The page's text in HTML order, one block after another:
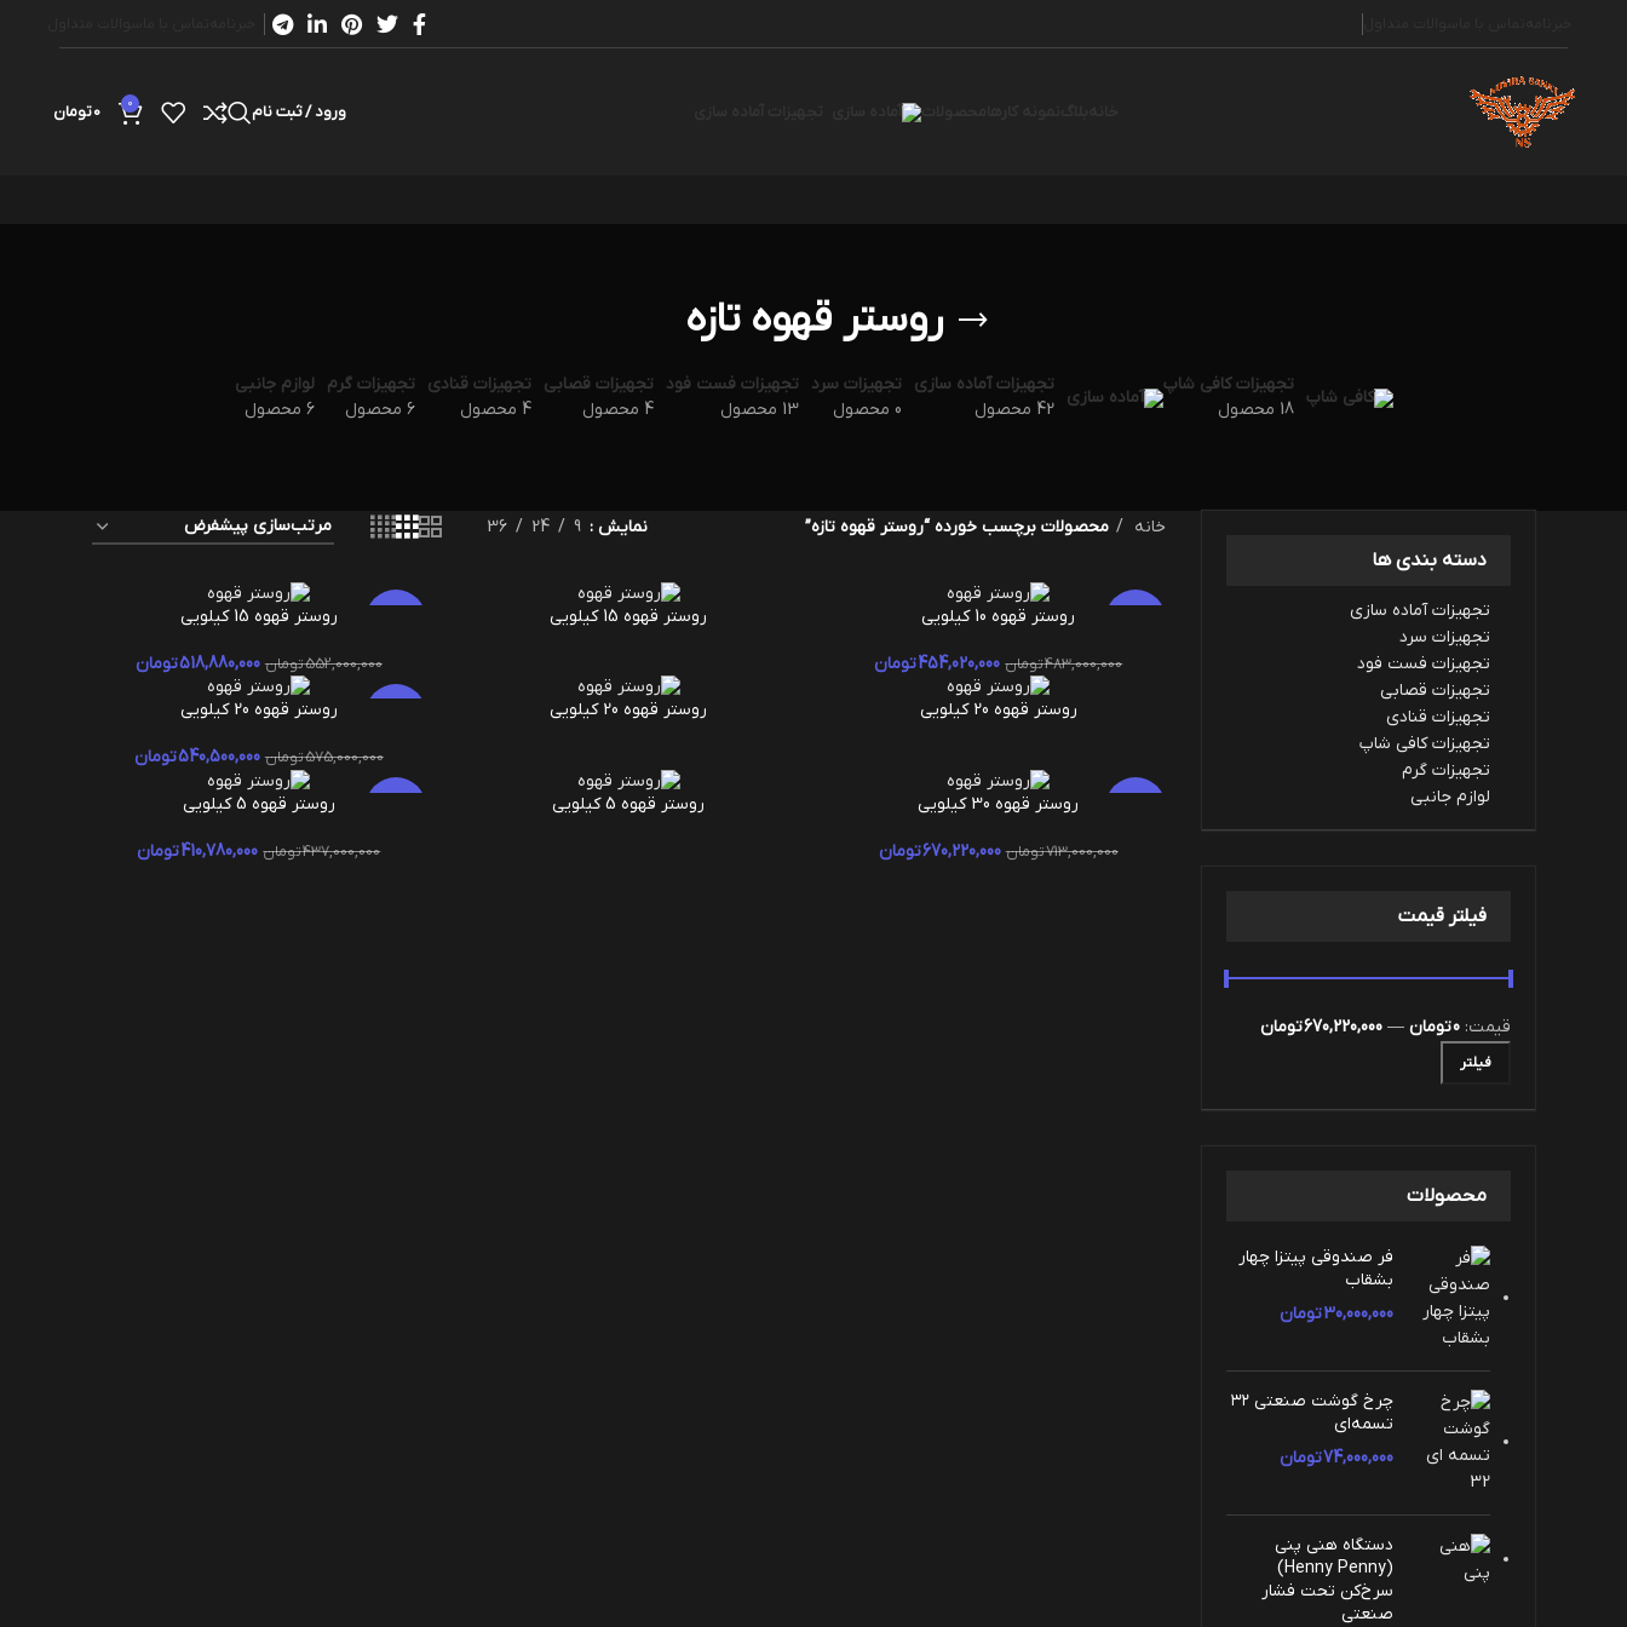
محصولات ورود / ثبت نام 0
0تومان
روستر قهوه تازه
تجهیزات کافی شاپ
18 محصول
تجهیزات آماده سازی
42 محصول
تجهیزات سرد
0 محصول
تجهیزات فست فود
13 محصول
تجهیزات قصابی
4 محصول
تجهیزات قنادی
4 محصول
تجهیزات گرم
6 محصول
لوازم جانبی
6 محصول
دسته بندی ها
تجهیزات آماده سازی
تجهیزات سرد
تجهیزات فست فود
تجهیزات قصابی
تجهیزات قنادی
تجهیزات کافی شاپ
تجهیزات گرم
لوازم جانبی
فیلتر قیمت
فیلتر
قیمت: 0 تومان — 670,220,000 تومان
محصولات
فر صندوقی پیتزا چهار
بشقاب
30,000,000تومان
چرخ گوشت صنعتی ۳۲
تسمه‌ای
74,000,000تومان
دستگاه هنی پنی
(Henny Penny)
سرخ‌کن تحت فشار
صنعتی
خانه محصولات برچسب خورده “روستر قهوه تازه” نمایش 9
24
36
افزودن به سبد خریدروستر قهوه 10 کیلویی
483,000,000تومان 454,020,000تومان
اطلاعات بیشترروستر قهوه 15 کیلویی افزودن به سبد خریدروستر قهوه 15 کیلویی
552,000,000تومان 518,880,000تومان
اطلاعات بیشترروستر قهوه 20 کیلویی اطلاعات بیشترروستر قهوه 20 کیلویی افزودن به سبد خریدروستر قهوه 20 کیلویی
575,000,000تومان 540,500,000تومان
افزودن به سبد خریدروستر قهوه 30 کیلویی
713,000,000تومان 670,220,000تومان
روستر قهوه 5 کیلویی افزودن به سبد خریدروستر قهوه 5 کیلویی
437,000,000تومان 410,780,000تومان